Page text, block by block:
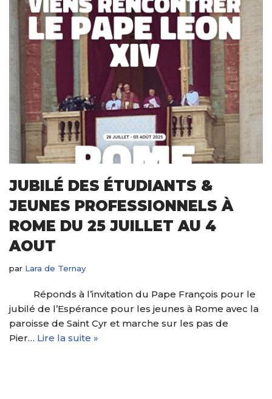
JUBILÉ DES ÉTUDIANTS &
JEUNES PROFESSIONNELS À
ROME DU 25 JUILLET AU 4
AOUT
par Lara de Ternay
Réponds à l’invitation du Pape François pour le
jubilé de l’Espérance pour les jeunes à Rome avec la
paroisse de Saint Cyr et marche sur les pas de
Pier… Lire la suite »